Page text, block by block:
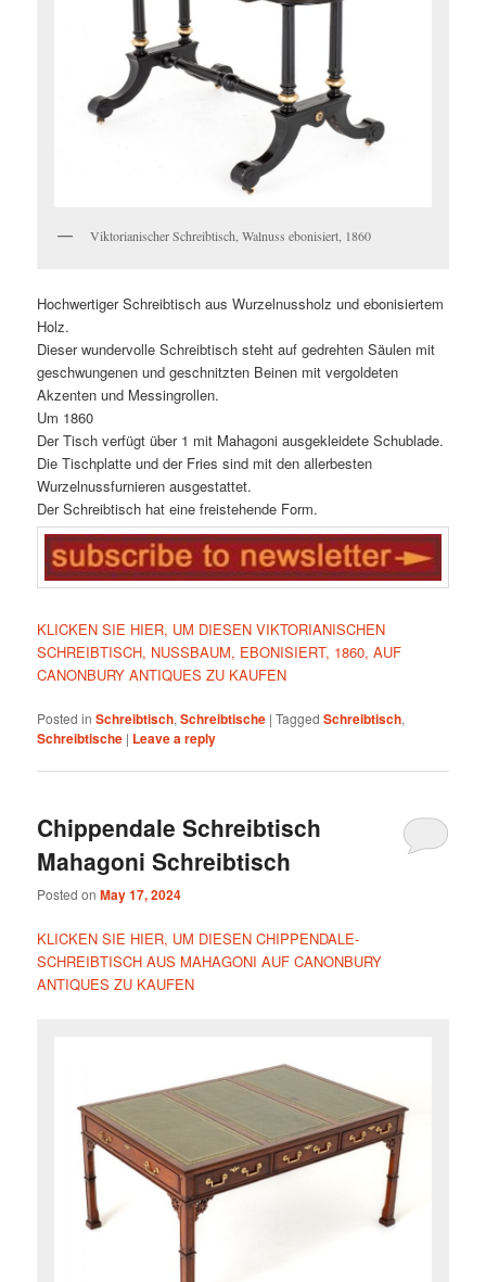
Viktorianischer Schreibtisch, Walnuss ebonisiert, 1860
Hochwertiger Schreibtisch aus Wurzelnussholz und ebonisiertem
Holz.
Dieser wundervolle Schreibtisch steht auf gedrehten Säulen mit
geschwungenen und geschnitzten Beinen mit vergoldeten
Akzenten und Messingrollen.
Um 1860
Der Tisch verfügt über 1 mit Mahagoni ausgekleidete Schublade.
Die Tischplatte und der Fries sind mit den allerbesten
Wurzelnussfurnieren ausgestattet.
Der Schreibtisch hat eine freistehende Form.
KLICKEN SIE HIER, UM DIESEN VIKTORIANISCHEN
SCHREIBTISCH, NUSSBAUM, EBONISIERT, 1860, AUF
CANONBURY ANTIQUES ZU KAUFEN
Posted in Schreibtisch,Schreibtische |Tagged Schreibtisch,
Schreibtische | Leave a reply
Chippendale Schreibtisch
Mahagoni Schreibtisch
Posted onMay 17, 2024
KLICKEN SIE HIER, UM DIESEN CHIPPENDALE-
SCHREIBTISCH AUS MAHAGONI AUF CANONBURY
ANTIQUES ZU KAUFEN